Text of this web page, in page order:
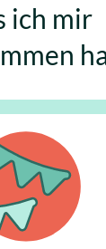
ich mir